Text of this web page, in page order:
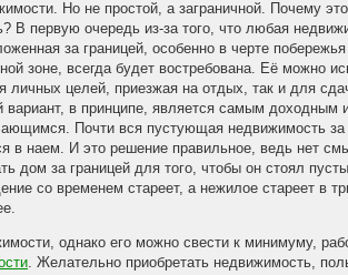
Но не простой, а заграничной. Почему
В первую очередь из-за того, что любая
за границей, особенно в черте
зоне, всегда будет востребована. Её можно
личных целей, приезжая на отдых, так и для
вариант, в принципе, является самым доходным
Почти вся пустующая недвижимость
в наем. И это решение правильное, ведь нет
дом за границей для того, чтобы он стоял
со временем стареет, а нежилое стареет в
однако его можно свести к минимуму,
. Желательно приобретать недвижимость,